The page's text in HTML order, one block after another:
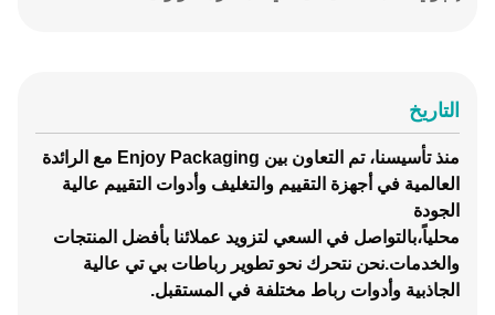
التاريخ
منذ تأسيسنا، تم التعاون بين Enjoy Packaging مع الرائدة
العالمية في أجهزة التقييم والتغليف وأدوات التقييم عالية
الجودة
محلياً،بالتواصل في السعي لتزويد عملائنا بأفضل المنتجات
والخدمات.نحن نتحرك نحو تطوير رباطات بي تي عالية
الجاذبية وأدوات رباط مختلفة في المستقبل.